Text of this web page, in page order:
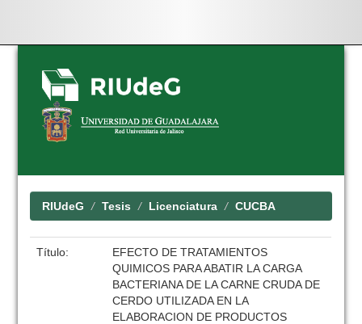
Skip
navigation
RIUdeG Tesis Licenciatura CUCBA
Título:
EFECTO DE TRATAMIENTOS
QUIMICOS PARA ABATIR LA CARGA
BACTERIANA DE LA CARNE CRUDA DE
CERDO UTILIZADA EN LA
ELABORACION DE PRODUCTOS